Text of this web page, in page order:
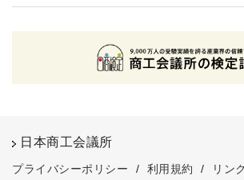
日本商工会議所
プライバシーポリシー / 利用規約 / リンク